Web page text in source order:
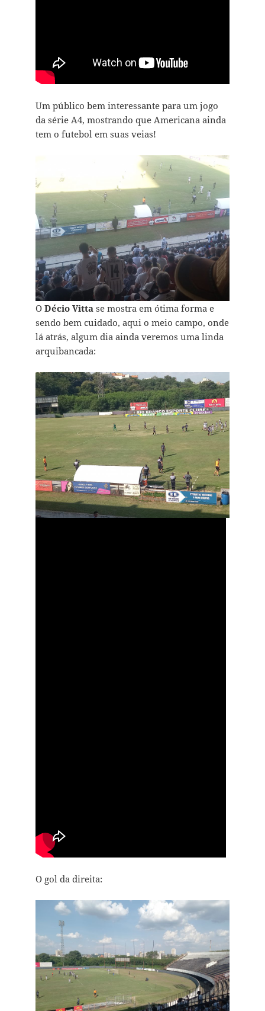
Um público bem interessante para um jogo
da série A4, mostrando que Americana ainda
tem o futebol em suas veias!
O Décio Vittase mostra em ótima forma e
sendo bem cuidado, aqui o meio campo, onde
lá atrás, algum dia ainda veremos uma linda
arquibancada:
O gol da direita: